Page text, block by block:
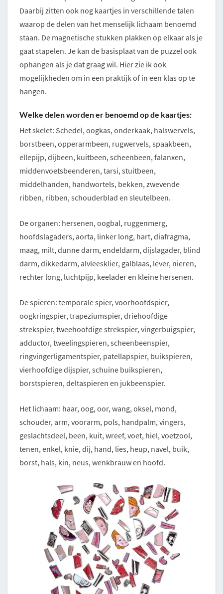
Daarbij zitten ook nog kaartjes in verschillende talen
waarop de delen van het menselijk lichaam benoemd
staan. De magnetische stukken plakken op elkaar als je
gaat stapelen. Je kan de basisplaat van de puzzel ook
ophangen als je dat graag wil. Hier zie ik ook
mogelijkheden om in een praktijk of in een klas op te
hangen.
Welke delen worden er benoemd op de kaartjes:
Het skelet: Schedel, oogkas, onderkaak, halswervels,
borstbeen, opperarmbeen, rugwervels, spaakbeen,
ellepijp, dijbeen, kuitbeen, scheenbeen, falanxen,
middenvoetsbeenderen, tarsi, stuitbeen,
middelhanden, handwortels, bekken, zwevende
ribben, ribben, schouderblad en sleutelbeen.
De organen: hersenen, oogbal, ruggenmerg,
hoofdslagaders, aorta, linker long, hart, diafragma,
maag, milt, dunne darm, endeldarm, dijslagader, blind
darm, dikkedarm, alvleesklier, galblaas, lever, nieren,
rechter long, luchtpijp, keelader en kleine hersenen.
De spieren: temporale spier, voorhoofdspier,
oogkringspier, trapeziumspier, driehoofdige
strekspier, tweehoofdige strekspier, vingerbuigspier,
adductor, tweelingspieren, scheenbeenspier,
ringvingerligamentspier, patellapspier, buikspieren,
vierhoofdige dijspier, schuine buikspieren,
borstspieren, deltaspieren en jukbeenspier.
Het lichaam: haar, oog, oor, wang, oksel, mond,
schouder, arm, voorarm, pols, handpalm, vingers,
geslachtsdeel, been, kuit, wreef, voet, hiel, voetzool,
tenen, enkel, knie, dij, hand, lies, heup, navel, buik,
borst, hals, kin, neus, wenkbrauw en hoofd.